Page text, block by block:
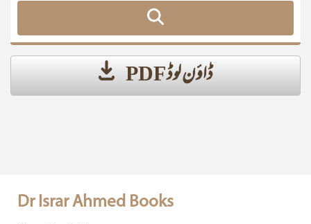
ڈاؤن لوڈ PDF
Dr Israr Ahmed Books